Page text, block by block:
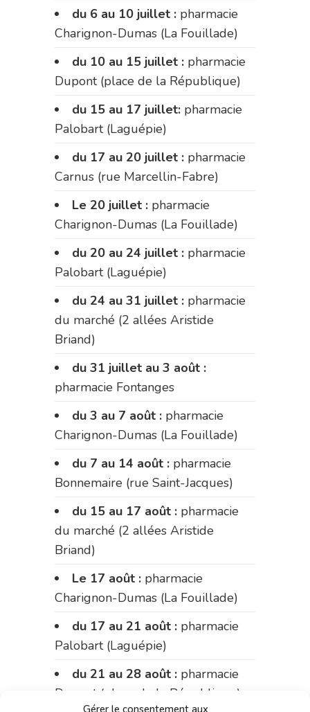
Gérer le consentement aux
du 6 au 10 juillet : pharmacie
Charignon-Dumas (La Fouillade)
du 10 au 15 juillet : pharmacie
Dupont (place de la République)
du 15 au 17 juillet: pharmacie
Palobart (Laguépie)
du 17 au 20 juillet : pharmacie
Carnus (rue Marcellin-Fabre)
Le 20 juillet : pharmacie
Charignon-Dumas (La Fouillade)
du 20 au 24 juillet : pharmacie
Palobart (Laguépie)
du 24 au 31 juillet : pharmacie
du marché (2 allées Aristide
Briand)
du 31 juillet au 3 août :
pharmacie Fontanges
du 3 au 7 août : pharmacie
Charignon-Dumas (La Fouillade)
du 7 au 14 août : pharmacie
Bonnemaire (rue Saint-Jacques)
du 15 au 17 août : pharmacie
du marché (2 allées Aristide
Briand)
Le 17 août : pharmacie
Charignon-Dumas (La Fouillade)
du 17 au 21 août : pharmacie
Palobart (Laguépie)
du 21 au 28 août : pharmacie
Dupont (place de la République)